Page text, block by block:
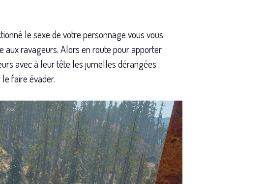
le sexe de votre personnage vous vous
aux ravageurs. Alors en route pour apporter
avec à leur tête les jumelles dérangées :
faire évader.